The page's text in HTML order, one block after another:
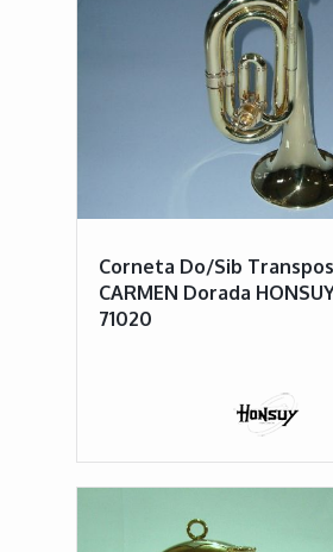
Corneta Do/Sib
CARMEN Dorada
71020